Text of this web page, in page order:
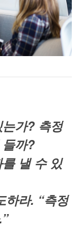
가? 측정
까?
낼 수 있
하라. “측정